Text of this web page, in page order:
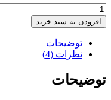
پرینتر
لیزری
استوک
LaserJet
Enterprise
افزودن به سبد خرید
توضیحات
نظرات (4)
توضیحات